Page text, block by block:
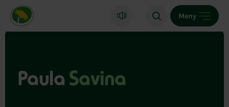
Miljöpartiet de gröna, startsida
Meny
Paula Savina